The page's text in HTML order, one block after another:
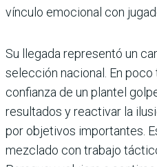
vínculo emocional con
Su llegada representó un
selección nacional. En
confianza de un plan­tel
resultados y reactivar la
por objetivos importantes.
mezclado con trabajo